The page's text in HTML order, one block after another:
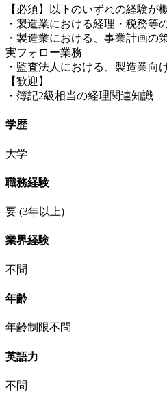
【必須】以下のいずれの経験が
・製造業における経理・税務等
・製造業における、事業計画の
実フォロー業務
・監査法人における、製造業向
【歓迎】
・簿記2級相当の経理関連知識
学歴
大学
職務経験
要 (3年以上)
業界経験
不問
年齢
年齢制限不問
英語力
不問